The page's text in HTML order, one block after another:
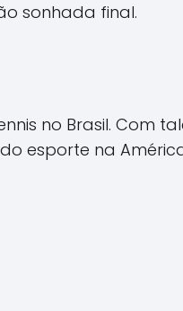
sonhada final.
no Brasil. Com
esporte na América